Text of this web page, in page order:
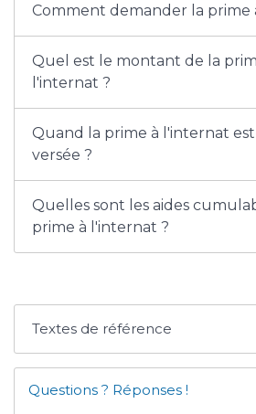
Comment demander la prime
Quel est le montant de la
l'internat ?
Quand la prime à l'internat
versée ?
Quelles sont les aides
prime à l'internat ?
Textes de référence
Questions ? Réponses !